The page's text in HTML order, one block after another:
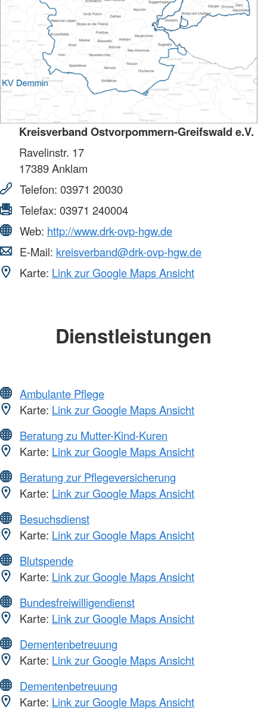
Kreisverband Ostvorpommern-Greifswald e.V.
Ravelinstr. 17
17389Anklam
Telefon: 03971 20030
Telefax: 03971 240004
Web: http://www.drk-ovp-hgw.de
E-Mail: kreisverband@drk-ovp-hgw.de
Karte: Link zur Google Maps Ansicht
Dienstleistungen
Ambulante Pflege
Karte: Link zur Google Maps Ansicht
Beratung zu Mutter-Kind-Kuren
Karte: Link zur Google Maps Ansicht
Beratung zur Pflegeversicherung
Karte: Link zur Google Maps Ansicht
Besuchsdienst
Karte: Link zur Google Maps Ansicht
Blutspende
Karte: Link zur Google Maps Ansicht
Bundesfreiwilligendienst
Karte: Link zur Google Maps Ansicht
Dementenbetreuung
Karte: Link zur Google Maps Ansicht
Dementenbetreuung
Karte: Link zur Google Maps Ansicht